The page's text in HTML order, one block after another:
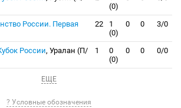
(0)
России. Первая
22
1
(0)
0 0 3/0
России, Уралан (П/
1
0
(0)
0 0 0/0
ЕЩЕ
? Условные обозначения